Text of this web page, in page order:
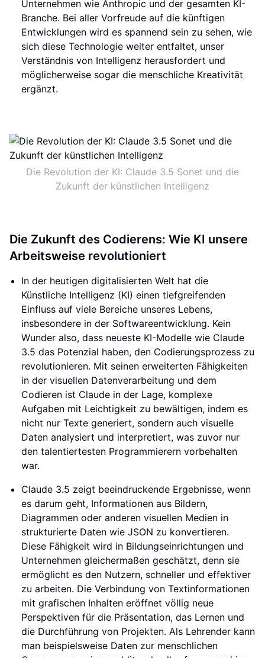
Unternehmen wie Anthropic und der gesamten KI-
Branche. Bei aller Vorfreude auf die künftigen
Entwicklungen wird es spannend sein zu sehen, wie
sich diese Technologie weiter entfaltet, unser
Verständnis von Intelligenz herausfordert und
möglicherweise sogar die menschliche Kreativität
ergänzt.
Die Revolution der KI: Claude 3.5 Sonet und die
Zukunft der künstlichen Intelligenz
Die Zukunft des Codierens: Wie KI unsere
Arbeitsweise revolutioniert
In der heutigen digitalisierten Welt hat die
Künstliche Intelligenz (KI) einen tiefgreifenden
Einfluss auf viele Bereiche unseres Lebens,
insbesondere in der Softwareentwicklung. Kein
Wunder also, dass neueste KI-Modelle wie Claude
3.5 das Potenzial haben, den Codierungsprozess zu
revolutionieren. Mit seinen erweiterten Fähigkeiten
in der visuellen Datenverarbeitung und dem
Codieren ist Claude in der Lage, komplexe
Aufgaben mit Leichtigkeit zu bewältigen, indem es
nicht nur Texte generiert, sondern auch visuelle
Daten analysiert und interpretiert, was zuvor nur
den talentiertesten Programmierern vorbehalten
war.
Claude 3.5 zeigt beeindruckende Ergebnisse, wenn
es darum geht, Informationen aus Bildern,
Diagrammen oder anderen visuellen Medien in
strukturierte Daten wie JSON zu konvertieren.
Diese Fähigkeit wird in Bildungseinrichtungen und
Unternehmen gleichermaßen geschätzt, denn sie
ermöglicht es den Nutzern, schneller und effektiver
zu arbeiten. Die Verbindung von Textinformationen
mit grafischen Inhalten eröffnet völlig neue
Perspektiven für die Präsentation, das Lernen und
die Durchführung von Projekten. Als Lehrender kann
man beispielsweise Daten zur menschlichen